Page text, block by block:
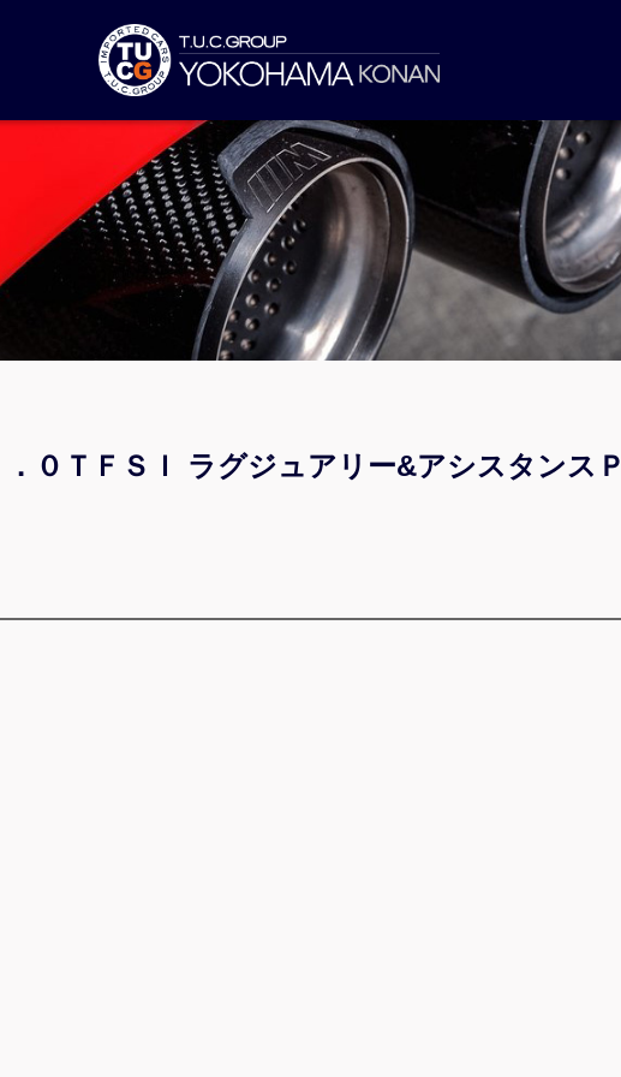
０ＴＦＳＩ ラグジュアリー&アシスタンスＰ